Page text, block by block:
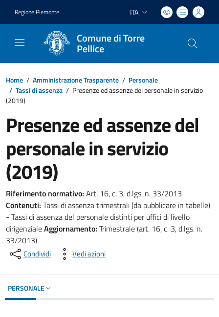
Regione Piemonte Lingua attiva:
ITA
Comune di Torre
Pellice
Home / Amministrazione Trasparente / Personale
/ Tassi di assenza / Presenze ed assenze del personale in servizio
(2019)
Presenze ed assenze del
personale in servizio
(2019)
Riferimento normativo: Art. 16, c. 3, d.lgs. n. 33/2013
Contenuti: Tassi di assenza trimestrali (da pubblicare in tabelle)
- Tassi di assenza del personale distinti per uffici di livello
dirigenzialeAggiornamento: Trimestrale (art. 16, c. 3, d.lgs. n.
33/2013)
Condividi Vedi azioni
PERSONALE